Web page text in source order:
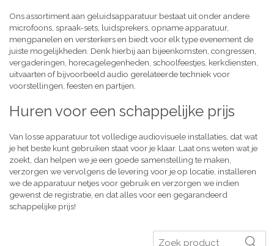
Ons assortiment aan geluidsapparatuur bestaat uit onder andere
microfoons, spraak-sets, luidsprekers, opname apparatuur,
mengpanelen en versterkers en biedt voor elk type evenement de
juiste mogelijkheden. Denk hierbij aan bijeenkomsten, congressen,
vergaderingen, horecagelegenheden, schoolfeestjes, kerkdiensten,
uitvaarten of bijvoorbeeld audio gerelateerde techniek voor
voorstellingen, feesten en partijen.
Huren voor een schappelijke prijs
Van losse apparatuur tot volledige audiovisuele installaties, dat wat
je het beste kunt gebruiken staat voor je klaar. Laat ons weten wat je
zoekt, dan helpen we je een goede samenstelling te maken,
verzorgen we vervolgens de levering voor je op locatie, installeren
we de apparatuur netjes voor gebruik en verzorgen we indien
gewenst de registratie, en dat alles voor een gegarandeerd
schappelijke prijs!
Zoeken